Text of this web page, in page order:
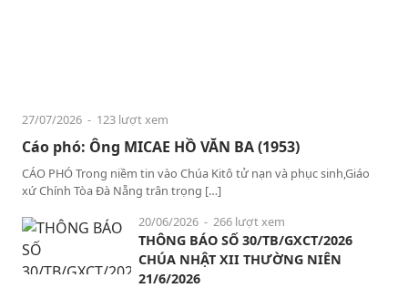
27/07/2026 - 123 lượt xem
Cáo phó: Ông MICAE HỒ VĂN BA (1953)
CÁO PHÓ Trong niềm tin vào Chúa Kitô tử nạn và phục sinh,Giáo
xứ Chính Tòa Đà Nẵng trân trọng […]
20/06/2026 - 266 lượt xem
THÔNG BÁO SỐ 30/TB/GXCT/2026
CHÚA NHẬT XII THƯỜNG NIÊN
21/6/2026